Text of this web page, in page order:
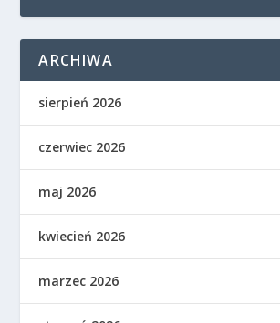
ARCHIWA
sierpień 2026
czerwiec 2026
maj 2026
kwiecień 2026
marzec 2026